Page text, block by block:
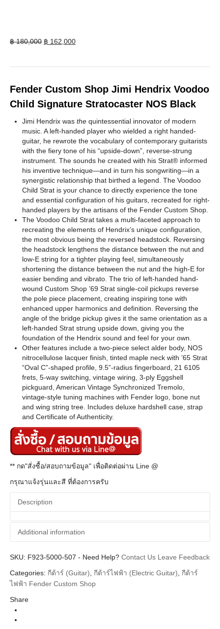
฿180,000 Original
฿ 162,000Current
Fender Custom Shop Jimi Hendrix Voodoo
Child Signature Stratocaster NOS Black
Jimi Hendrix was the quintessential innovator of modern
music. A left-handed player who wielded a right handed-
guitar, he rewrote the vocabulary of contemporary guitarists
with the fiery tone of his “upside-down”, reverse-strung
instrument. The sounds he created with his Strat® informed
his inventive technique—and in turn his songwriting—in a
synergistic relationship that birthed a legend. The Voodoo
Child Strat is your chance to directly experience the tone
and essential configuration of his guitars, recreated for right-
handed players by the artisans of the Fender Custom Shop.
The Voodoo Child Strat takes a multi-faceted approach to
recreating the elements of Hendrix’s unique configuration,
the most obvious being the reversed headstock. Reversing
the headstock lengthens the distance between the nut and
low-E string for a tighter playing feel, simultaneously
shortening the distance between the nut and the high-E for
easier bending and vibrato. The trio of left-handed hand-
wound Custom Shop ’69 Strat single-coil pickups reverse
the pole piece placement, creating inspiring tone with
enhanced upper harmonics and definition. Reversing the
angle of the bridge pickup gives it the same orientation as a
left-handed Strat strung upside down, giving you the
foundation of the Hendrix sound and feel for your own.
Other features include a two-piece select alder body, NOS
nitrocellulose lacquer finish, tinted maple neck with ’65 Strat
“Oval C”-shaped profile, 9.5”-radius fingerboard, 21 6105
frets, 5-way switching, vintage wiring, 3-ply Eggshell
pickguard, American Vintage Synchronized Tremolo,
vintage-style tuning machines with Fender logo, bone nut
and wing string tree. Includes deluxe hardshell case, strap
and Certificate of Authenticity.
** กด"สั่งซื้อ/สอบถามข้อมูล" เพื่อติดต่อผ่าน Line @
กรุณาแจ้งรุ่นและสี ที่ต้องการครับ
Description
Additional information
Additional information
Brands Fender Custom Shop
SKU: F923-5000-507 - Need Help? Contact Us Leave Feedback
Categories: กีต้าร์ (Guitar) กีต้าร์ไฟฟ้า (Electric Guitar) กีต้าร์
ไฟฟ้า Fender Custom Shop
Share